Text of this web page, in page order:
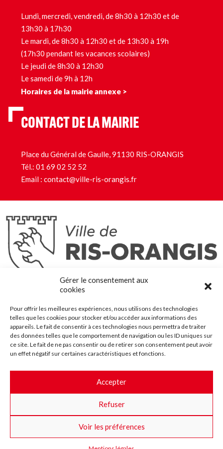
Gérer le consentement aux
cookies
Pour offrir les meilleures expériences, nous utilisons des technologies
telles que les cookies pour stocker et/ou accéder aux informations des
appareils. Le fait de consentir à ces technologies nous permettra de traiter
des données telles que le comportement de navigation ou les ID uniques sur
ce site. Le fait de ne pas consentir ou de retirer son consentement peut avoir
un effet négatif sur certaines caractéristiques et fonctions.
Accepter
Refuser
Voir les préférences
Lundi, mercredi, vendredi, de 8h30 à 12h30 et de
13h30 à 17h30
Le mardi, de 8h30 à 12h30 et de 13h30 à 19h
(17h30 pendant les vacances scolaires)
Le jeudi de 8h30 à 12h30
Le samedi de 9h à 12h
Horaires de la mairie annexe >
CONTACT DE LA MAIRIE
Place du Général de Gaulle, 91130 RIS-ORANGIS
Tél.: 01 69 02 52 52
Email : contact@ville-ris-orangis.fr
Ris-Orangis
@2022 — Tous droits réservés
Plan du site
Contact
Accessibilité
Crédits
Les marchés publics
Suggestions & Améliorations
Facebook
InstaTwitterYoutube